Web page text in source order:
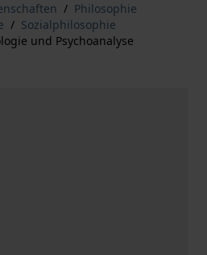
/ Philosophie
/ Sozialphilosophie
und Psychoanalyse